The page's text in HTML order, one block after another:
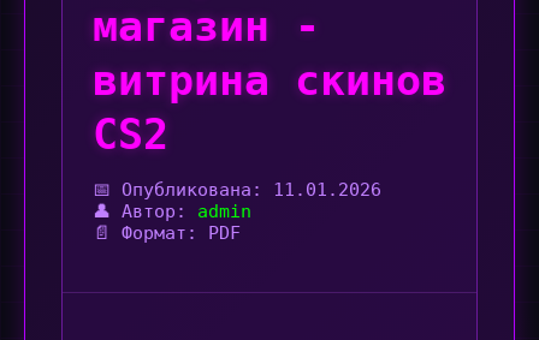
магазин -
витрина скинов
CS2
📅 Опубликована: 11.01.2026
👤 Автор: admin
📄 Формат: PDF